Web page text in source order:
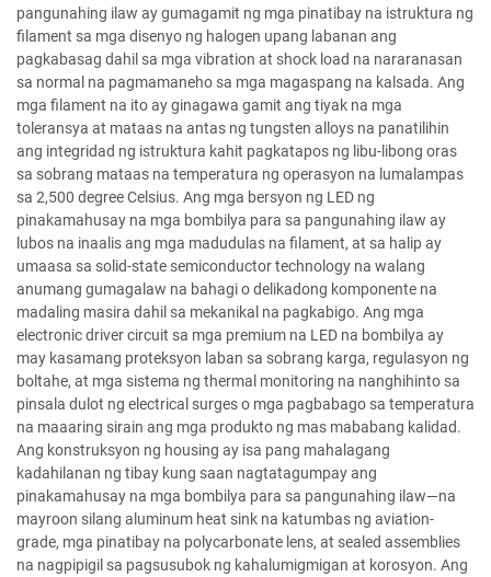
pangunahing ilaw ay gumagamit ng mga pinatibay na istruktura ng
filament sa mga disenyo ng halogen upang labanan ang
pagkabasag dahil sa mga vibration at shock load na nararanasan
sa normal na pagmamaneho sa mga magaspang na kalsada. Ang
mga filament na ito ay ginagawa gamit ang tiyak na mga
toleransya at mataas na antas ng tungsten alloys na panatilihin
ang integridad ng istruktura kahit pagkatapos ng libu-libong oras
sa sobrang mataas na temperatura ng operasyon na lumalampas
sa 2,500 degree Celsius. Ang mga bersyon ng LED ng
pinakamahusay na mga bombilya para sa pangunahing ilaw ay
lubos na inaalis ang mga madudulas na filament, at sa halip ay
umaasa sa solid-state semiconductor technology na walang
anumang gumagalaw na bahagi o delikadong komponente na
madaling masira dahil sa mekanikal na pagkabigo. Ang mga
electronic driver circuit sa mga premium na LED na bombilya ay
may kasamang proteksyon laban sa sobrang karga, regulasyon ng
boltahe, at mga sistema ng thermal monitoring na nanghihinto sa
pinsala dulot ng electrical surges o mga pagbabago sa temperatura
na maaaring sirain ang mga produkto ng mas mababang kalidad.
Ang konstruksyon ng housing ay isa pang mahalagang
kadahilanan ng tibay kung saan nagtatagumpay ang
pinakamahusay na mga bombilya para sa pangunahing ilaw—na
mayroon silang aluminum heat sink na katumbas ng aviation-
grade, mga pinatibay na polycarbonate lens, at sealed assemblies
na nagpipigil sa pagsusubok ng kahalumigmigan at korosyon. Ang